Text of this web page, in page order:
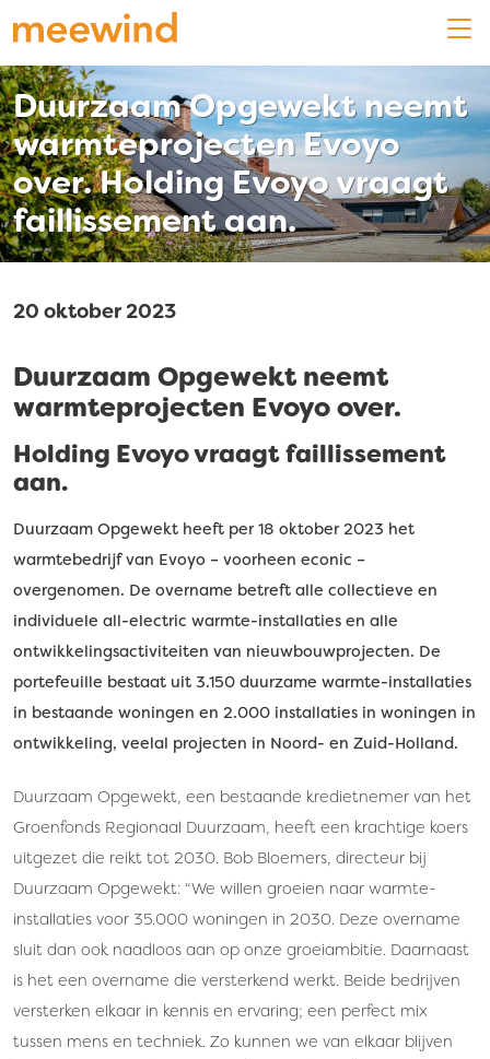
Duurzaam Opgewekt neemt
warmteprojecten Evoyo
over. Holding Evoyo vraagt
faillissement aan.
20 oktober 2023
Duurzaam Opgewekt neemt
warmteprojecten Evoyo over.
Holding Evoyo vraagt faillissement
aan.
Duurzaam Opgewekt heeft per 18 oktober 2023 het
warmtebedrijf van Evoyo – voorheen econic –
overgenomen. De overname betreft alle collectieve en
individuele all-electric warmte-installaties en alle
ontwikkelingsactiviteiten van nieuwbouwprojecten. De
portefeuille bestaat uit 3.150 duurzame warmte-installaties
in bestaande woningen en 2.000 installaties in woningen in
ontwikkeling, veelal projecten in Noord- en Zuid-Holland.
Duurzaam Opgewekt, een bestaande kredietnemer van het
Groenfonds Regionaal Duurzaam, heeft een krachtige koers
uitgezet die reikt tot 2030. Bob Bloemers, directeur bij
Duurzaam Opgewekt: “We willen groeien naar warmte-
installaties voor 35.000 woningen in 2030. Deze overname
sluit dan ook naadloos aan op onze groeiambitie. Daarnaast
is het een overname die versterkend werkt. Beide bedrijven
versterken elkaar in kennis en ervaring; een perfect mix
tussen mens en techniek. Zo kunnen we van elkaar blijven